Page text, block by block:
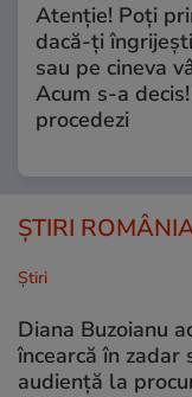
Atenție! Poți
dacă-ți
sau pe cineva
Acum s-a
procedezi
ȘTIRI
Ştiri
Diana Buzoianu
încearcă în zadar
audiență la